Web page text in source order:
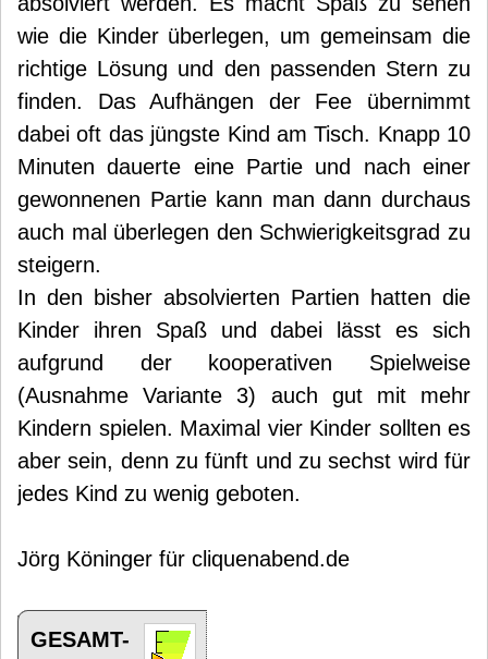
wie die Kinder überlegen, um gemeinsam die
richtige Lösung und den passenden Stern zu
finden. Das Aufhängen der Fee übernimmt
dabei oft das jüngste Kind am Tisch. Knapp 10
Minuten dauerte eine Partie und nach einer
gewonnenen Partie kann man dann durchaus
auch mal überlegen den Schwierigkeitsgrad zu
steigern.
In den bisher absolvierten Partien hatten die
Kinder ihren Spaß und dabei lässt es sich
aufgrund der kooperativen Spielweise
(Ausnahme Variante 3) auch gut mit mehr
Kindern spielen. Maximal vier Kinder sollten es
aber sein, denn zu fünft und zu sechst wird für
jedes Kind zu wenig geboten.
Jörg Köninger für cliquenabend.de
GESAMT-